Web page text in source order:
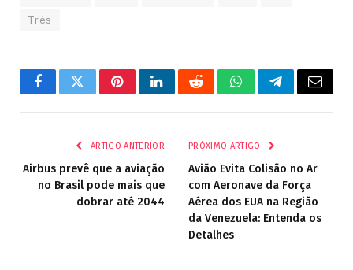
Três
FacebookTwitterPinterestLinkedInRedditWhatsAppTelegrama
E-
ARTIGO ANTERIOR
Airbus prevê que a aviação
no Brasil pode mais que
dobrar até 2044
PRÓXIMO ARTIGO
Avião Evita Colisão no Ar
com Aeronave da Força
Aérea dos EUA na Região
da Venezuela: Entenda os
Detalhes